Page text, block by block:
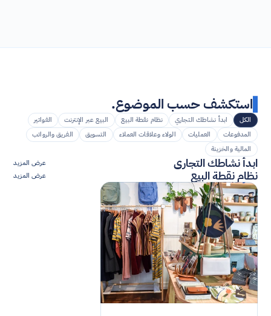
استكشف حسب الموضوع.
الكل ابدأ نشاطك التجاري نظام نقطة البيع البيع عبر الإنترنت
الفواتير
المدفوعات
العمليات الولاء وعلاقات العملاء التسويق
الفريق والرواتب
المالية والخزينة
ابدأ نشاطك التجاري عرض المزيد
نظام نقطة البيع عرض المزيد